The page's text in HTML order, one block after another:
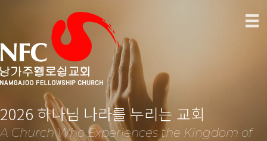
2026 하나님 나라를 누리는 교회
A Church Who Experiences the Kingdom of